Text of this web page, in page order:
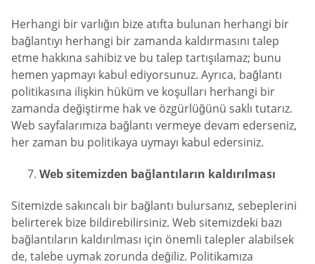
Herhangi bir varlığın bize atıfta bulunan herhangi bir
bağlantıyı herhangi bir zamanda kaldırmasını talep
etme hakkına sahibiz ve bu talep tartışılamaz; bunu
hemen yapmayı kabul ediyorsunuz. Ayrıca, bağlantı
politikasına ilişkin hüküm ve koşulları herhangi bir
zamanda değiştirme hak ve özgürlüğünü saklı tutarız.
Web sayfalarımıza bağlantı vermeye devam ederseniz,
her zaman bu politikaya uymayı kabul edersiniz.
Web sitemizden bağlantıların kaldırılması
Sitemizde sakıncalı bir bağlantı bulursanız, sebeplerini
belirterek bize bildirebilirsiniz. Web sitemizdeki bazı
bağlantıların kaldırılması için önemli talepler alabilsek
de, talebe uymak zorunda değiliz. Politikamıza